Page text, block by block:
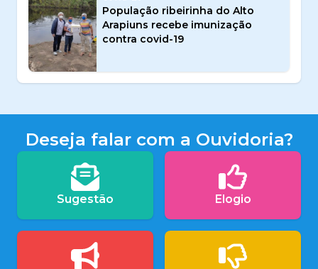
População ribeirinha do Alto
Arapiuns recebe imunização
contra covid-19
Deseja falar com a Ouvidoria?
Sugestão Elogio